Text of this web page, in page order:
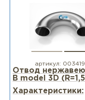
артикул:
Отвод
B model 3D
Характеристики: